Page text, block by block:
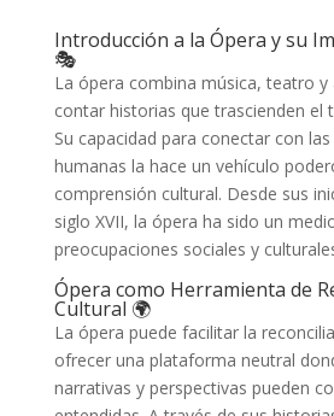
Introducción a la Ópera y su
🎭
La ópera combina música, teatro y
contar historias que trascienden el
Su capacidad para conectar con
humanas la hace un vehículo
comprensión cultural. Desde sus
siglo XVII, la ópera ha sido un
preocupaciones sociales y
Ópera como Herramienta de
Cultural 🌍
La ópera puede facilitar la
ofrecer una plataforma neutral
narrativas y perspectivas pueden